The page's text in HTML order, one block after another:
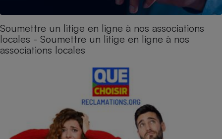
Soumettre un litige en ligne à nos associations
locales - Soumettre un litige en ligne à nos
associations locales
Climatiseur -
Antivirus